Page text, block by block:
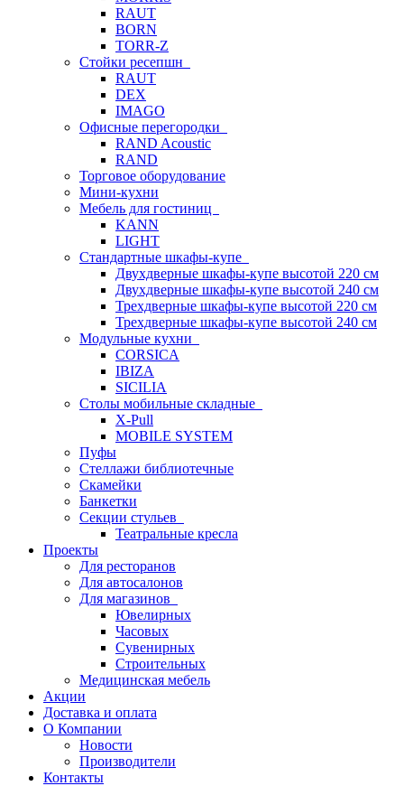
RAUT
BORN
TORR-Z
Стойки ресепшн
RAUT
DEX
IMAGO
Офисные перегородки
RAND Acoustic
RAND
Торговое оборудование
Мини-кухни
Мебель для гостиниц
KANN
LIGHT
Стандартные шкафы-купе
Двухдверные шкафы-купе высотой 220 см
Двухдверные шкафы-купе высотой 240 см
Трехдверные шкафы-купе высотой 220 см
Трехдверные шкафы-купе высотой 240 см
Модульные кухни
CORSICA
IBIZA
SICILIA
Столы мобильные складные
X-Pull
MOBILE SYSTEM
Пуфы
Стеллажи библиотечные
Скамейки
Банкетки
Секции стульев
Театральные кресла
Проекты
Для ресторанов
Для автосалонов
Для магазинов
Ювелирных
Часовых
Сувенирных
Строительных
Медицинская мебель
Акции
Доставка и оплата
О Компании
Новости
Производители
Контакты